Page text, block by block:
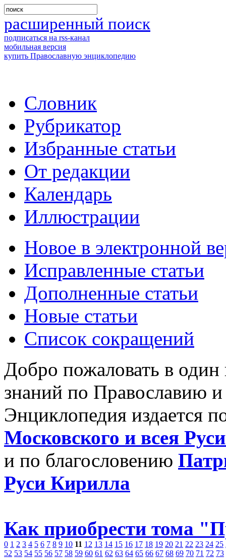
расширенный поиск
подписаться на rss-канал
мобильная версия
купить Православную энциклопедию
Словник
Рубрикатор
Избранные статьи
От редакции
Календарь
Иллюстрации
Новое в электронной
Исправленные статьи
Дополненные статьи
Новые статьи
Список сокращений
Добро пожаловать в
знаний по Православию
Энциклопедия издается
Московского и всея
и по благословению
Руси Кирилла
Как приобрести тома
0 1 2 3 4 5 6 7 8 9 10 11 12 13 14 15 16 17 18 19 20 21 22 23 24 25
52 53 54 55 56 57 58 59 60 61 62 63 64 65 66 67 68 69 70 71 72 73